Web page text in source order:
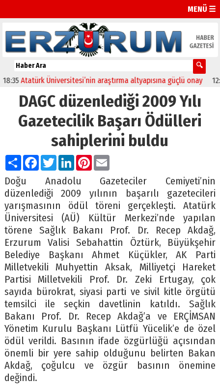
MENÜ ☰
Atatürk Üniversitesi’nin araştırma altyapısına güçlü onay 12:04
DAGC düzenlediği 2009 Yılı
Gazetecilik Başarı Ödülleri
sahiplerini buldu
PaylaşFacebook
TwitterLinkedIn
Pinterest
Email
Doğu Anadolu Gazeteciler Cemiyeti’nin
düzenlediği 2009 yılının başarılı gazetecileri
yarışmasının ödül töreni gerçekleşti. Atatürk
Üniversitesi (AÜ) Kültür Merkezi’nde yapılan
törene Sağlık Bakanı Prof. Dr. Recep Akdağ,
Erzurum Valisi Sebahattin Öztürk, Büyükşehir
Belediye Başkanı Ahmet Küçükler, AK Parti
Milletvekili Muhyettin Aksak, Milliyetçi Hareket
Partisi Milletvekili Prof. Dr. Zeki Ertugay, çok
sayıda bürokrat, siyasi parti ve sivil kitle örgütü
temsilci ile seçkin davetlinin katıldı. Sağlık
Bakanı Prof. Dr. Recep Akdağ’a ve ERÇİMSAN
Yönetim Kurulu Başkanı Lütfü Yücelik’e de özel
ödül verildi. Basının ifade özgürlüğü açısından
önemli bir yere sahip olduğunu belirten Bakan
Akdağ, çoğulcu ve özgür basının önemine
değindi.